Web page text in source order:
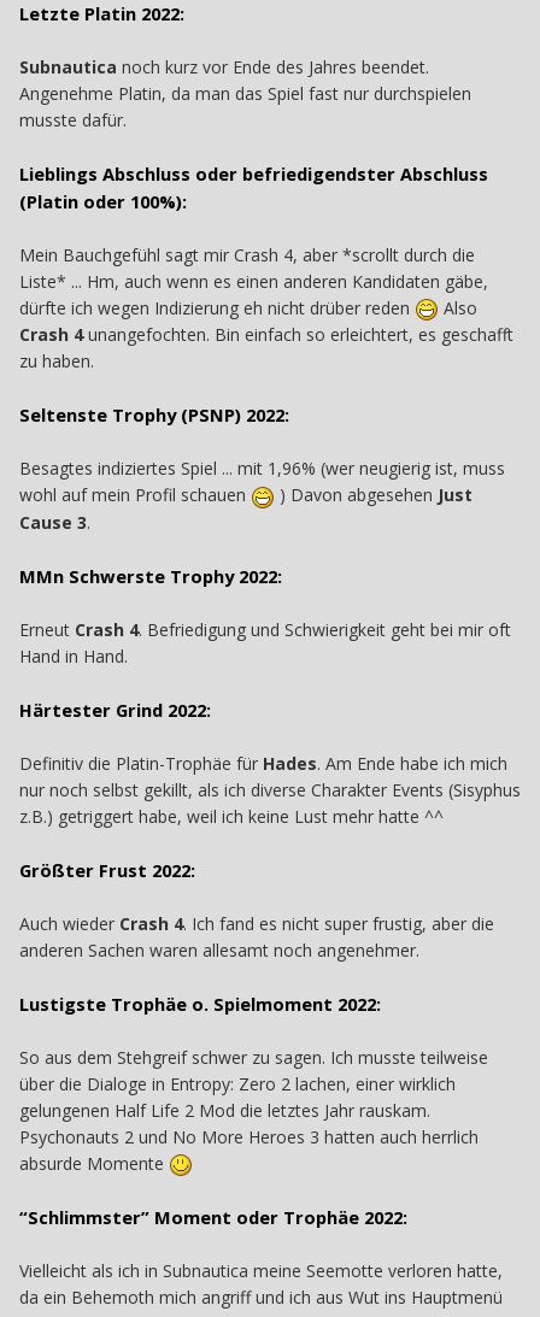
Letzte Platin 2022:
Subnautica noch kurz vor Ende des Jahres beendet.
Angenehme Platin, da man das Spiel fast nur durchspielen
musste dafür.
Lieblings Abschluss oder befriedigendster Abschluss
(Platin oder 100%):
Mein Bauchgefühl sagt mir Crash 4, aber *scrollt durch die
Liste* ... Hm, auch wenn es einen anderen Kandidaten gäbe,
dürfte ich wegen Indizierung eh nicht drüber reden
Also
Crash 4unangefochten. Bin einfach so erleichtert, es geschafft
zu haben.
Seltenste Trophy (PSNP) 2022:
Besagtes indiziertes Spiel ... mit 1,96% (wer neugierig ist, muss
wohl auf mein Profil schauen
) Davon abgesehen Just
Cause 3.
MMn Schwerste Trophy 2022:
Erneut Crash 4. Befriedigung und Schwierigkeit geht bei mir oft
Hand in Hand.
Härtester Grind 2022:
Definitiv die Platin-Trophäe für Hades. Am Ende habe ich mich
nur noch selbst gekillt, als ich diverse Charakter Events (Sisyphus
z.B.) getriggert habe, weil ich keine Lust mehr hatte ^^
Größter Frust 2022:
Auch wieder Crash 4. Ich fand es nicht super frustig, aber die
anderen Sachen waren allesamt noch angenehmer.
Lustigste Trophäe o. Spielmoment 2022:
So aus dem Stehgreif schwer zu sagen. Ich musste teilweise
über die Dialoge in Entropy: Zero 2 lachen, einer wirklich
gelungenen Half Life 2 Mod die letztes Jahr rauskam.
Psychonauts 2 und No More Heroes 3 hatten auch herrlich
absurde Momente
“Schlimmster” Moment oder Trophäe 2022:
Vielleicht als ich in Subnautica meine Seemotte verloren hatte,
da ein Behemoth mich angriff und ich aus Wut ins Hauptmenü